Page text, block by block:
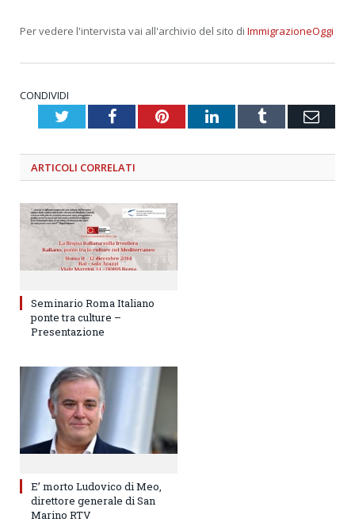
Per vedere l'intervista vai all'archivio del sito di ImmigrazioneOggi
CONDIVIDI
TwitterFacebookPinterestLinkedInTumblr
ARTICOLI CORRELATI
Seminario Roma Italiano
ponte tra culture –
Presentazione
E’ morto Ludovico di Meo,
direttore generale di San
Marino RTV